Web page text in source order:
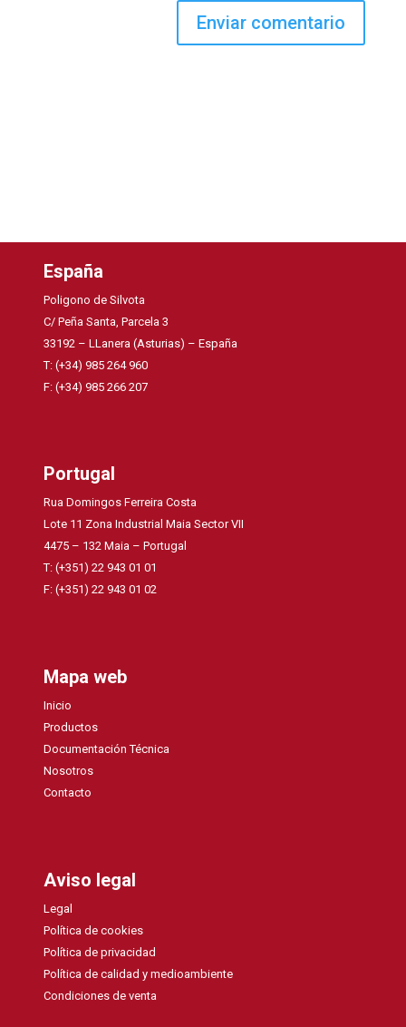
España
Poligono de Silvota
C/ Peña Santa, Parcela 3
33192 – LLanera (Asturias) – España
T: (+34) 985 264 960
F: (+34) 985 266 207
Portugal
Rua Domingos Ferreira Costa
Lote 11 Zona Industrial Maia Sector VII
4475 – 132 Maia – Portugal
T: (+351) 22 943 01 01
F: (+351) 22 943 01 02
Mapa web
Inicio
Productos
Documentación Técnica
Nosotros
Contacto
Aviso legal
Legal
Política de cookies
Política de privacidad
Política de calidad y medioambiente
Condiciones de venta